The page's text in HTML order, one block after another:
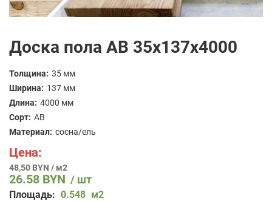
Доска пола AB 35x137x4000
Толщина: 35 мм
Ширина: 137 мм
Длина: 4000 мм
Сорт: AB
Материал: сосна/ель
Цена:
48,50 BYN / м2
26.58 BYN / шт
Площадь: 0.548 м2